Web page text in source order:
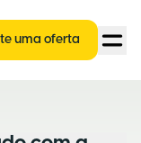
uma oferta